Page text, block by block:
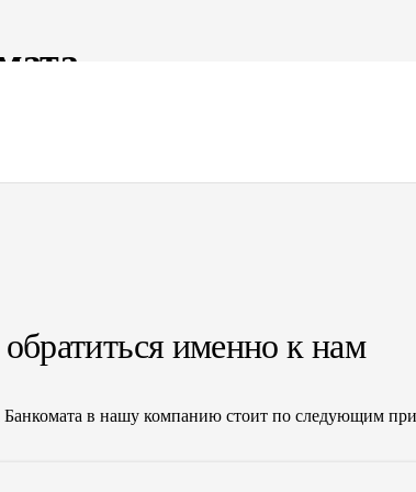
деятельности. В штате компании профессионалы в
именно к нам
Банкомата в нашу компанию стоит по следующим